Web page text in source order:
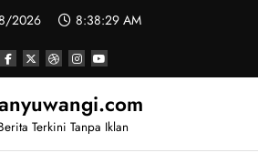
2026 8:38:30 AM
Terkini Tanpa Iklan